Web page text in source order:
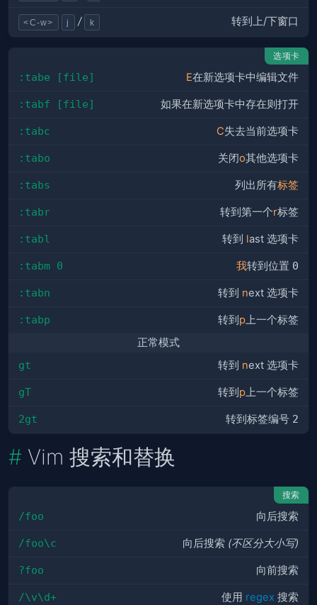
<C-w> j / k 转到上/下窗口
选项卡
:tabe [file] E在新选项卡中编辑文件
:tabf [file] 如果在新选项卡中存在则打开
:tabc C失去当前选项卡
:tabo 关闭o其他选项卡
:tabs 列出所有标签
:tabr 转到第一个r标签
:tabl 转到 last 选项卡
:tabm 0 我转到位置 0
:tabn 转到 next 选项卡
:tabp 转到 p上一个标签
正常模式
gt 转到 next 选项卡
gT 转到 p上一个标签
2gt 转到标签编号 2
Vim 搜索和替换
搜索
/foo 向后搜索
/foo\c 向后搜索 (不区分大小写)
?foo 向前搜索
/\v\d+ 使用 regex 搜索